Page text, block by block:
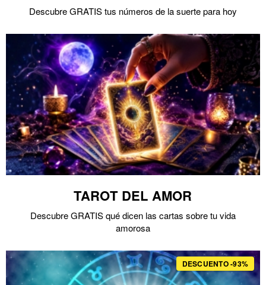
Descubre GRATIS tus números de la suerte para hoy
TAROT DEL AMOR
Descubre GRATIS qué dicen las cartas sobre tu vida
amorosa
DESCUENTO -93%